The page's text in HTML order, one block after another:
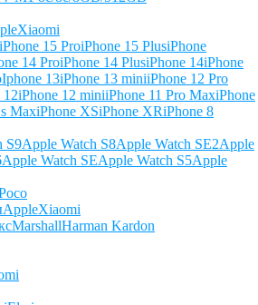
Xiaomi
iPhone 15 ProiPhone 15 PlusiPhone
14 ProiPhone 14 PlusiPhone 14iPhone
Iphone 13iPhone 13 miniiPhone 12 Pro
12iPhone 12 miniiPhone 11 Pro MaxiPhone
MaxiPhone XSiPhone XRiPhone 8
S9Apple Watch S8Apple Watch SE2Apple
Apple Watch SEApple Watch S5Apple
AppleXiaomi
MarshallHarman Kardon